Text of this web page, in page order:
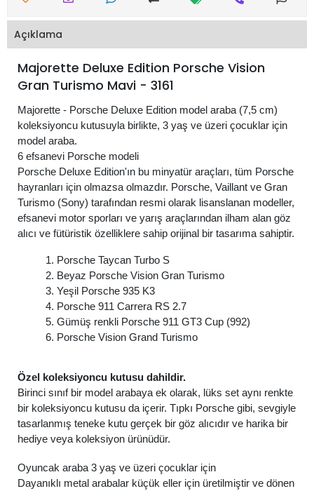
Açıklama
Majorette Deluxe Edition Porsche Vision
Gran Turismo Mavi - 3161
Majorette - Porsche Deluxe Edition model araba (7,5 cm)
koleksiyoncu kutusuyla birlikte, 3 yaş ve üzeri çocuklar için
model araba.
6 efsanevi Porsche modeli
Porsche Deluxe Edition'ın bu minyatür araçları, tüm Porsche
hayranları için olmazsa olmazdır. Porsche, Vaillant ve Gran
Turismo (Sony) tarafından resmi olarak lisanslanan modeller,
efsanevi motor sporları ve yarış araçlarından ilham alan göz
alıcı ve fütüristik özelliklere sahip orijinal bir tasarıma sahiptir.
1. Porsche Taycan Turbo S
2. Beyaz Porsche Vision Gran Turismo
3. Yeşil Porsche 935 K3
4. Porsche 911 Carrera RS 2.7
5. Gümüş renkli Porsche 911 GT3 Cup (992)
6. Porsche Vision Grand Turismo
Özel koleksiyoncu kutusu dahildir.
Birinci sınıf bir model arabaya ek olarak, lüks set aynı renkte
bir koleksiyoncu kutusu da içerir. Tıpkı Porsche gibi, sevgiyle
tasarlanmış teneke kutu gerçek bir göz alıcıdır ve harika bir
hediye veya koleksiyon ürünüdür.
Oyuncak araba 3 yaş ve üzeri çocuklar için
Dayanıklı metal arabalar küçük eller için üretilmiştir ve dönen